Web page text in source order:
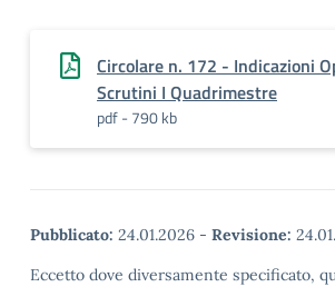
Circolare n. 172 - Indicazioni
Scrutini I Quadrimestre
pdf - 790 kb
Pubblicato: 24.01.2026 - Revisione:
Eccetto dove diversamente specificato,